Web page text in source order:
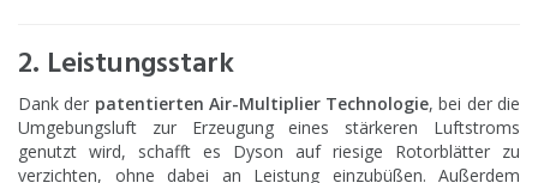
2. Leistungsstark
Dank der patentierten Air-Multiplier Technologie, bei der die
Umgebungsluft zur Erzeugung eines stärkeren Luftstroms
genutzt wird, schafft es Dyson auf riesige Rotorblätter zu
verzichten, ohne dabei an Leistung einzubüßen. Außerdem